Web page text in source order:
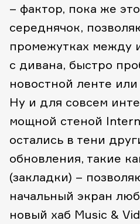
– фактор, пока же
середнячок,
промежутках между
с дивана, быстро
новостной ленте
Ну и для совсем
мощной стеной
остались в тени
обновления, такие
(закладки) –
начальный экран
новый хаб Music &